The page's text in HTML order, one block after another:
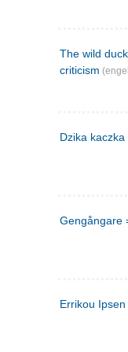
The wild
criticism
Dzika
Gengångare
Errikou Ipsen